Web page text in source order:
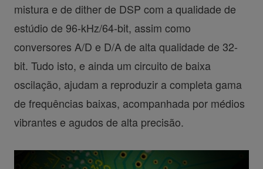
mistura e de dither de DSP com a qualidade de
estúdio de 96-kHz/64-bit, assim como
conversores A/D e D/A de alta qualidade de 32-
bit. Tudo isto, e ainda um circuito de baixa
oscilação, ajudam a reproduzir a completa gama
de frequências baixas, acompanhada por médios
vibrantes e agudos de alta precisão.